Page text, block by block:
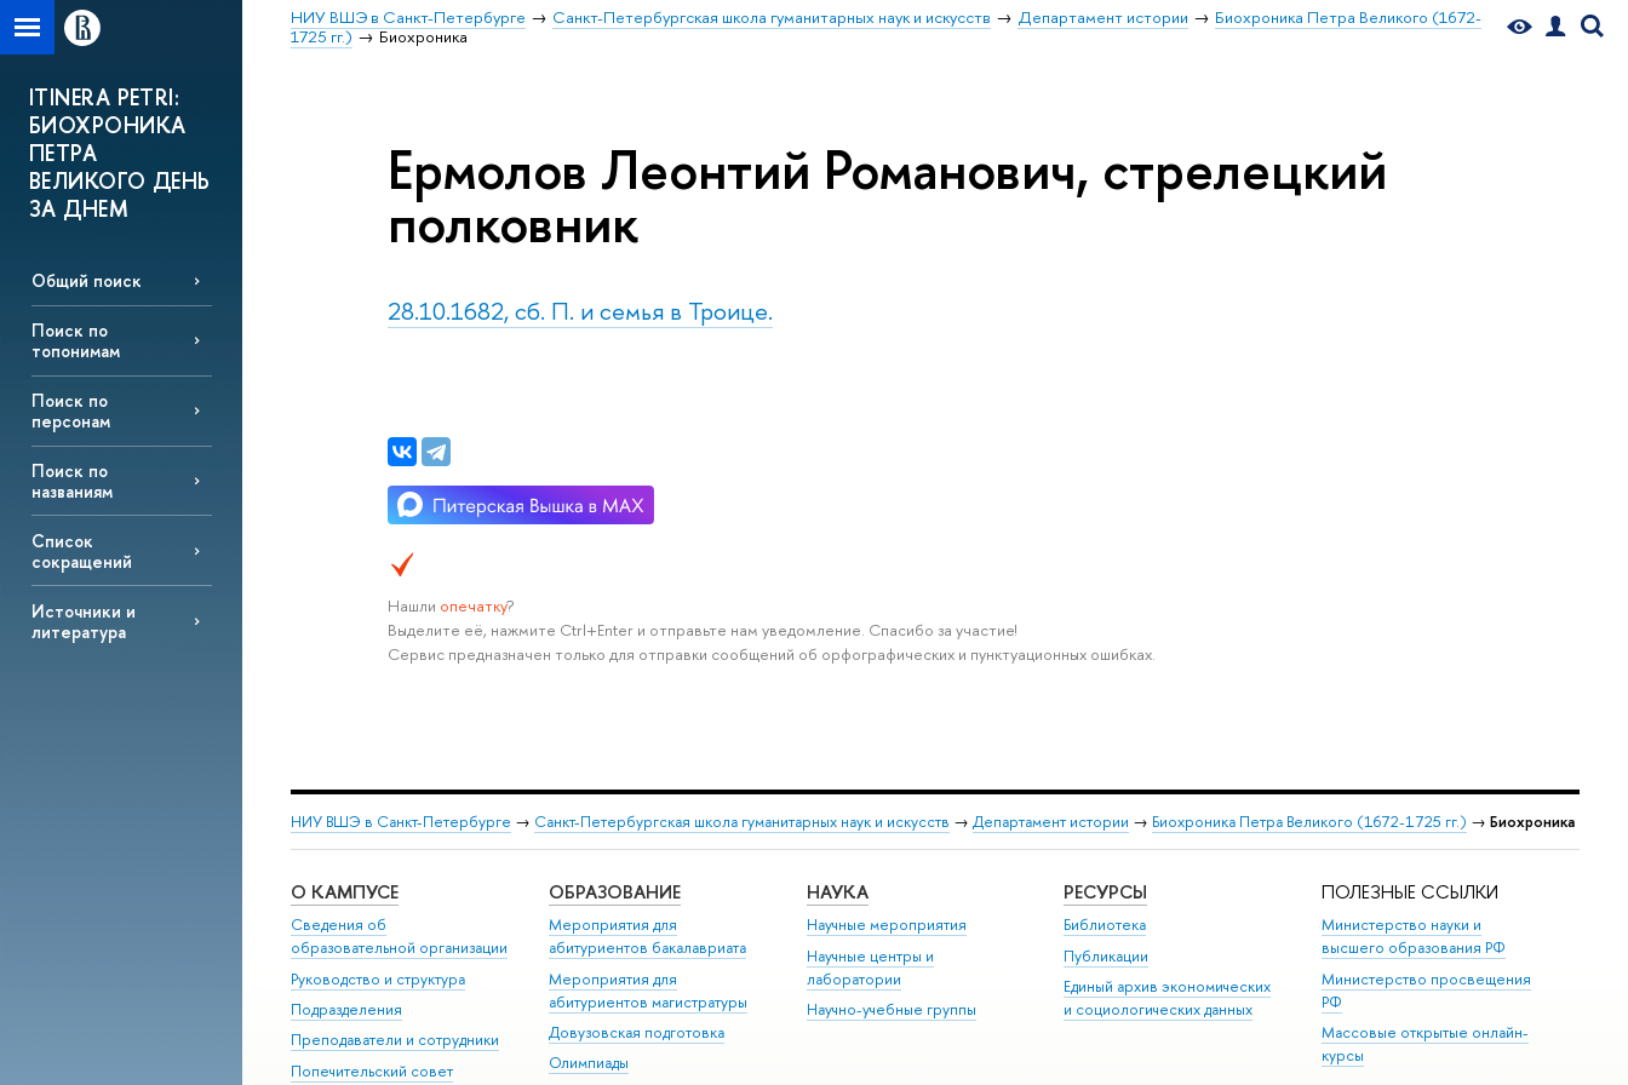
НИУ ВШЭ в Санкт-Петербурге Санкт-Петербургская школа гуманитарных наук и искусств Департамент истории
Биохроника Петра Великого (1672-
1725 гг.)
Биохроника
ITINERA PETRI:
БИОХРОНИКА
ПЕТРА
ВЕЛИКОГО ДЕНЬ
ЗА ДНЕМ
Общий поиск
Поиск по
топонимам
Поиск по
персонам
Поиск по
названиям
Список
сокращений
Источники и
литература
Ермолов Леонтий Романович, стрелецкий
полковник
28.10.1682, сб. П. и семья в Троице.
Нашли опечатку?
Выделите её, нажмите Ctrl+Enter и отправьте нам уведомление. Спасибо за участие!
Сервис предназначен только для отправки сообщений об орфографических и пунктуационных ошибках.
НИУ ВШЭ в Санкт-Петербурге → Санкт-Петербургская школа гуманитарных наук и искусств → Департамент истории → Биохроника Петра Великого (1672-1725 гг.) → Биохроника
О КАМПУСЕ
Сведения об
образовательной организации
Руководство и структура
Подразделения
Преподаватели и сотрудники
Попечительский совет
ОБРАЗОВАНИЕ
Мероприятия для
абитуриентов бакалавриата
Мероприятия для
абитуриентов магистратуры
Довузовская подготовка
Олимпиады
НАУКА
Научные мероприятия
Научные центры и
лаборатории
Научно-учебные группы
РЕСУРСЫ
Библиотека
Публикации
Единый архив экономических
и социологических данных
ПОЛЕЗНЫЕ ССЫЛКИ
Министерство науки и
высшего образования РФ
Министерство просвещения
РФ
Массовые открытые онлайн-
курсы